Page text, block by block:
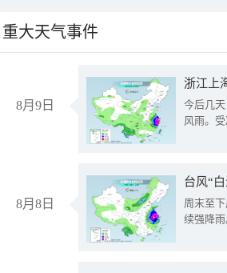
重大天气事件
8月9日
浙江上
今后几
风雨。
8月8日
台风“
周末至
续强降